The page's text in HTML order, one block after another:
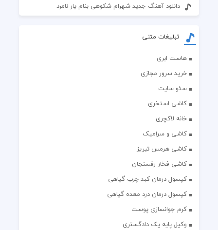
دانلود آهنگ جدید شهرام شکوهی بنام یار نامرد
تبلیغات متنی
هاست ابری
خرید سرور مجازی
سئو سایت
کاشی استخری
خانه لاکچری
کاشی و سرامیک
کاشی هرمس تبریز
کاشی فخار رفسنجان
کپسول درمان کبد چرب گیاهی
کپسول درمان درد معده گیاهی
کرم جوانسازی پوست
وکیل پایه یک دادگستری